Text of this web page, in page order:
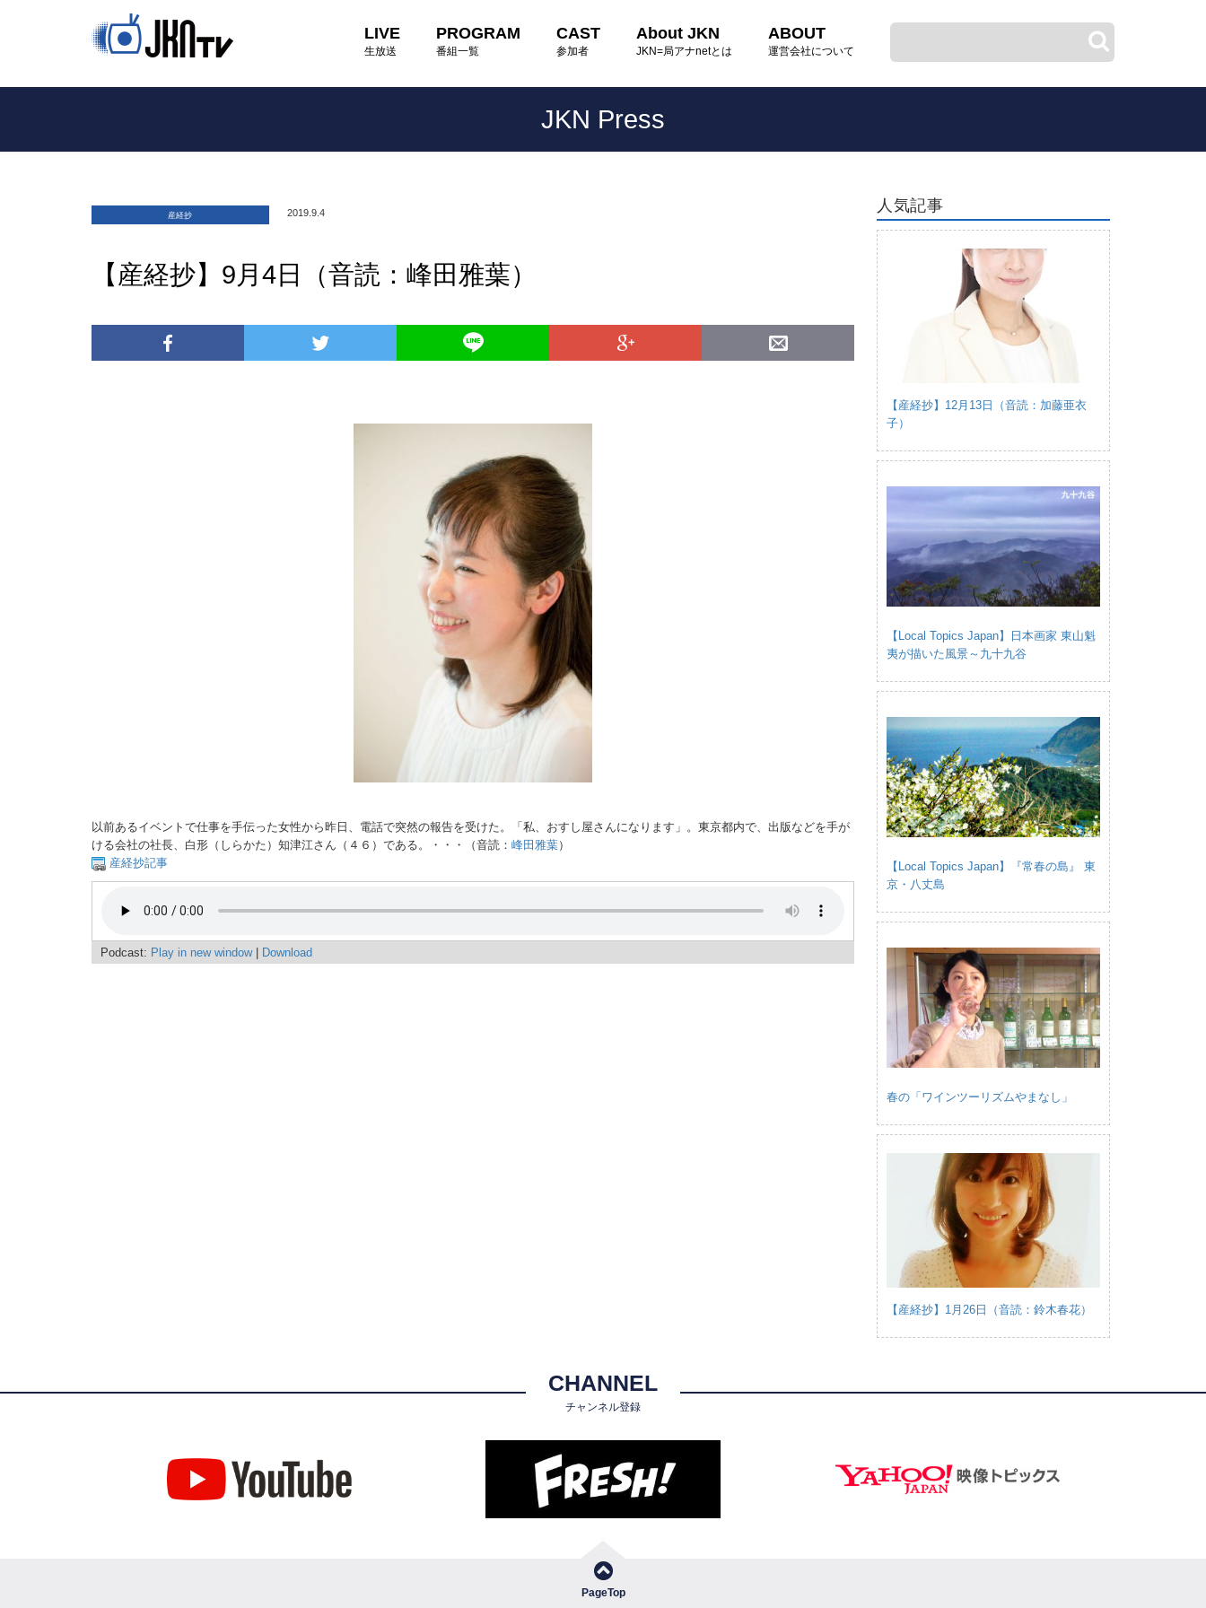
LIVE
生放送
PROGRAM
番組一覧
CAST
参加者
About JKN
JKN=局アナnetとは
ABOUT
運営会社について
JKN Press
産経抄 2019.9.4
【産経抄】9月4日（音読：峰田雅葉）
以前あるイベントで仕事を手伝った女性から昨日、電話で突然の報告を受けた。「私、おすし屋さんになります」。東京都内で、出版などを手が
ける会社の社長、白形（しらかた）知津江さん（４６）である。・・・（音読： 峰田雅葉）
産経抄記事
Podcast: Play in new window| Download
人気記事
【産経抄】12月13日（音読：加藤亜衣
子）
【Local Topics Japan】日本画家 東山魁
夷が描いた風景～九十九谷
【Local Topics Japan】『常春の島』 東
京・八丈島
春の「ワインツーリズムやまなし」
【産経抄】1月26日（音読：鈴木春花）
CHANNEL
チャンネル登録
PageTop